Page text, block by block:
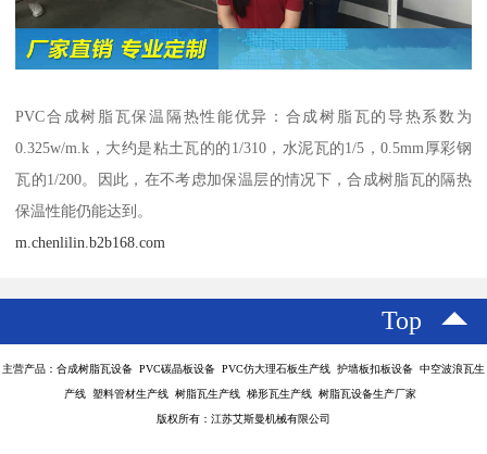
PVC合成树脂瓦保温隔热性能优异：合成树脂瓦的导热系数为
0.325w/m.k，大约是粘土瓦的的1/310，水泥瓦的1/5，0.5mm厚彩钢
瓦的1/200。因此，在不考虑加保温层的情况下，合成树脂瓦的隔热
保温性能仍能达到。
m.chenlilin.b2b168.com
Top
主营产品：合成树脂瓦设备 PVC碳晶板设备 PVC仿大理石板生产线 护墙板扣板设备 中空波浪瓦生
产线 塑料管材生产线 树脂瓦生产线 梯形瓦生产线 树脂瓦设备生产厂家
版权所有：江苏艾斯曼机械有限公司